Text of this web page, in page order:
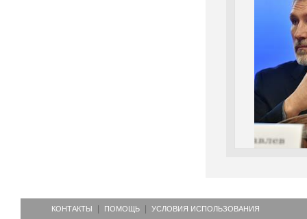
КОНТАКТЫ ПОМОЩЬ УСЛОВИЯ ИСПОЛЬЗОВАНИЯ